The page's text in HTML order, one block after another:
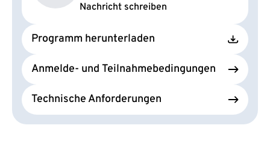
Nachricht schreiben
Programm herunterladen
Anmelde- und Teilnahmebedingungen
Technische Anforderungen